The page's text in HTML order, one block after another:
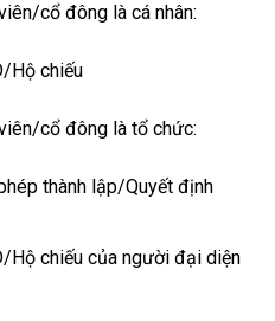
cổ đông là cá nhân:
Hộ chiếu
cổ đông là tổ chức:
thành lập/Quyết định
Hộ chiếu của người đại diện